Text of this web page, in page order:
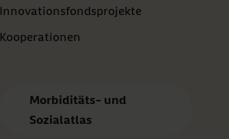
Innovationsfondsprojekte
Kooperationen
Morbiditäts- und
Sozialatlas